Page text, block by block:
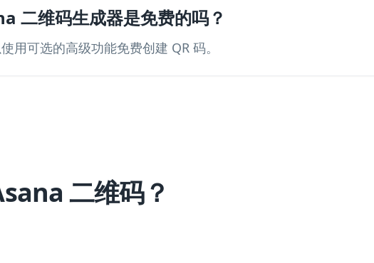
二维码生成器是免费的吗？
用可选的高级功能免费创建 QR 码。
二维码？